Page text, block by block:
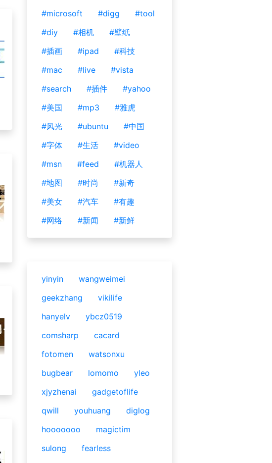
#microsoft
#digg
#tool
#diy
#相机
#壁纸
#插画
#ipad
#科技
#mac
#live
#vista
#search
#插件
#yahoo
#美国
#mp3
#雅虎
#风光
#ubuntu
#中国
#字体
#生活
#video
#msn
#feed
#机器人
#地图
#时尚
#新奇
#美女
#汽车
#有趣
#网络
#新闻 #新鲜
yinyin
wangweimei
geekzhang
vikilife
hanyelv
ybcz0519
comsharp
cacard
fotomen
watsonxu
bugbear
lomomo
yleo
xjyzhenai
gadgetoflife
qwill
youhuang
diglog
hooooooo
magictim
sulong
fearless